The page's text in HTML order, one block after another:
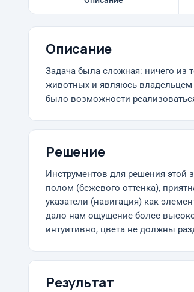
Описание
Задача была сложная: ничего из
животных и являюсь
было возможности
Решение
Инструментов для решения
полом (бежевого оттенка),
указатели (навигация) как
дало нам ощущение более
интуитивно, цвета не должны
Результат